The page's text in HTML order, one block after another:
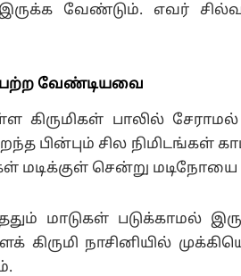
வேண்டும். எவர்
வேண்டியவை
கிருமிகள் பாலில்
பின்பும் சில நிமிடங்கள்
மடிக்குள் சென்று
மாடுகள் படுக்காமல்
கிருமி நாசினியில்